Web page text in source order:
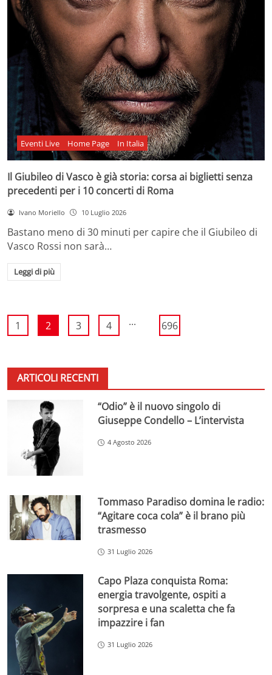
Eventi Live Home Page In Italia
Il Giubileo di Vasco è già storia: corsa ai biglietti senza
precedenti per i 10 concerti di Roma
Ivano Moriello 10 Luglio 2026
Bastano meno di 30 minuti per capire che il Giubileo di
Vasco Rossi non sarà…
Leggi di più
1 2 3 4 ... 696
ARTICOLI RECENTI
“Odio” è il nuovo singolo di
Giuseppe Condello – L’intervista
4 Agosto 2026
Tommaso Paradiso domina le radio:
“Agitare coca cola” è il brano più
trasmesso
31 Luglio 2026
Capo Plaza conquista Roma:
energia travolgente, ospiti a
sorpresa e una scaletta che fa
impazzire i fan
31 Luglio 2026